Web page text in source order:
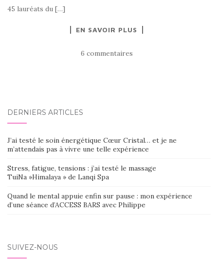
45 lauréats du […]
EN SAVOIR PLUS
6 commentaires
DERNIERS ARTICLES
J’ai testé le soin énergétique Cœur Cristal… et je ne
m’attendais pas à vivre une telle expérience
Stress, fatigue, tensions : j’ai testé le massage
TuiNa »Himalaya » de Lanqi Spa
Quand le mental appuie enfin sur pause : mon expérience
d’une séance d’ACCESS BARS avec Philippe
SUIVEZ-NOUS